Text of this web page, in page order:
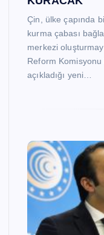
Çin, ülke çapında
kurma çabası
merkezi
Reform Komisyonu
açıkladığı yeni…